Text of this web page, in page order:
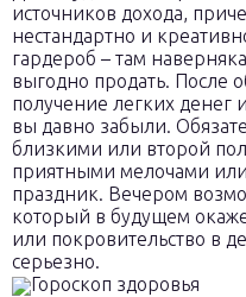
источников дохода,
нестандартно и
гардероб – там
выгодно продать. После
получение легких денег
вы давно забыли.
близкими или второй
приятными мелочами
праздник. Вечером
который в будущем
или покровительство в
серьезно.
Гороскоп здоровья